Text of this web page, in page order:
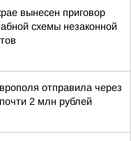
вынесен приговор
схемы незаконной
отправила через
2 млн рублей